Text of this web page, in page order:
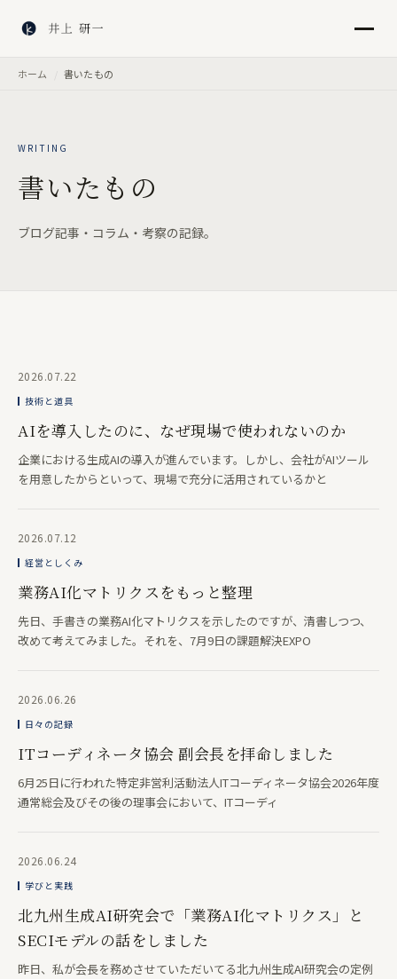
ホーム 書いたもの
WRITING
書いたもの
ブログ記事・コラム・考察の記録。
2026.07.22
技術と道具
AIを導入したのに、なぜ現場で使われないのか
企業における生成AIの導入が進んでいます。しかし、会社がAIツール
を用意したからといって、現場で充分に活用されているかと
2026.07.12
経営としくみ
業務AI化マトリクスをもっと整理
先日、手書きの業務AI化マトリクスを示したのですが、清書しつつ、
改めて考えてみました。それを、7月9日の課題解決EXPO
2026.06.26
日々の記録
ITコーディネータ協会 副会長を拝命しました
6月25日に行われた特定非営利活動法人ITコーディネータ協会2026年度
通常総会及びその後の理事会において、ITコーディ
2026.06.24
学びと実践
北九州生成AI研究会で「業務AI化マトリクス」と
SECIモデルの話をしました
昨日、私が会長を務めさせていただいてる北九州生成AI研究会の定例